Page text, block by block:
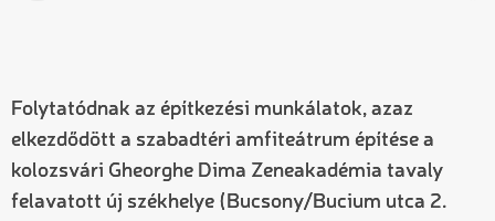
Folytatódnak az építkezési munkálatok, azaz
elkezdődött a szabadtéri amfiteátrum építése a
kolozsvári Gheorghe Dima Zeneakadémia tavaly
felavatott új székhelye (Bucsony/Bucium utca 2.